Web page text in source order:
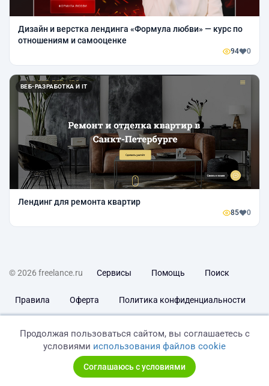
Дизайн и верстка лендинга «Формула любви» — курс по
отношениям и самооценке
94 0
ВЕБ-РАЗРАБОТКА И IT
Лендинг для ремонта квартир
85 0
© 2026 freelance.ru Сервисы Помощь Поиск
Правила Оферта Политика конфиденциальности
Продолжая пользоваться сайтом, вы соглашаетесь с
условиями использования файлов cookie
Соглашаюсь с условиями